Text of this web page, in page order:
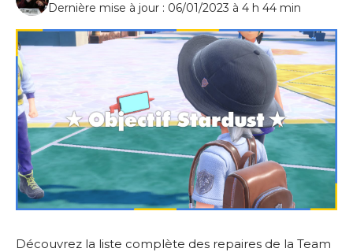
Dernière mise à jour : 06/01/2023 à 4 h 44 min
Découvrez la liste complète des repaires de la Team